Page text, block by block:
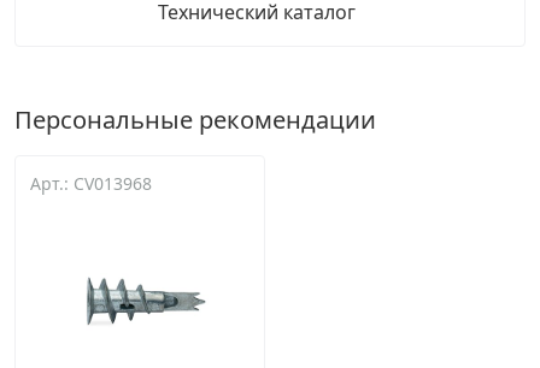
Кронштейны и крюки хозяйственные
Перфорированный крепеж
Технический каталог
Персональные рекомендации
Арт.: CV013968